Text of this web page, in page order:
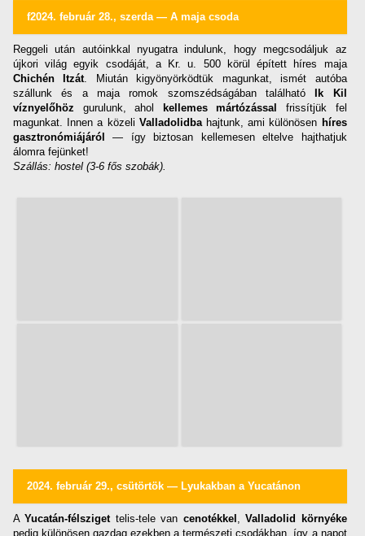
f2024. február 28., szerda — A maja csoda
Reggeli után autóinkkal nyugatra indulunk, hogy megcsodáljuk az
újkori világ egyik csodáját, a Kr. u. 500 körül épített híres maja
Chichén Itzát . Miután kigyönyörködtük magunkat, ismét autóba
szállunk és a maja romok szomszédságában találhatóIk Kil
víznyelőhöz gurulunk, ahol kellemes mártózással frissítjük fel
magunkat. Innen a közeli Valladolidbahajtunk, ami különösen híres
gasztronómiájáról — így biztosan kellemesen eltelve hajthatjuk
álomra fejünket!
Szállás: hostel (3-6 fős szobák).
2024. február 29., csütörtök — Lyukakban a Yucatánon
AYucatán-félsziget telis-tele van cenotékkel ,Valladolid környéke
pedig különösen gazdag ezekben a természeti csodákban, így a napot